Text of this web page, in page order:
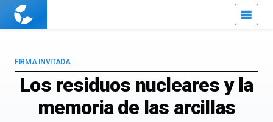
Cuaderno
Los residuos nucleares y la
memoria de las arcillas
FIRMA INVITADA